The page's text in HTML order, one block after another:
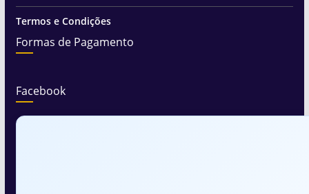
Termos e Condições
Formas de Pagamento
Facebook